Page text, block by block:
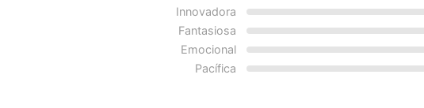
Innovadora
Fantasiosa
Emocional
Pacífica